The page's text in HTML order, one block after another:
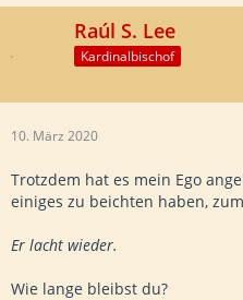
Raúl S. Lee
Kardinalbischof
10. März 2020
Trotzdem hat es mein Ego
einiges zu beichten haben,
Er lacht wieder.
Wie lange bleibst du?